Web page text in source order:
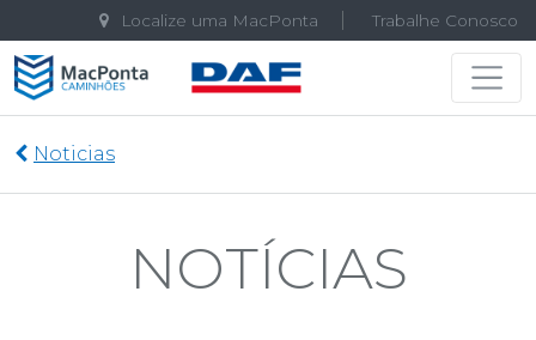
Localize uma MacPonta Trabalhe Conosco
Navegação principal
Noticias
NOTÍCIAS